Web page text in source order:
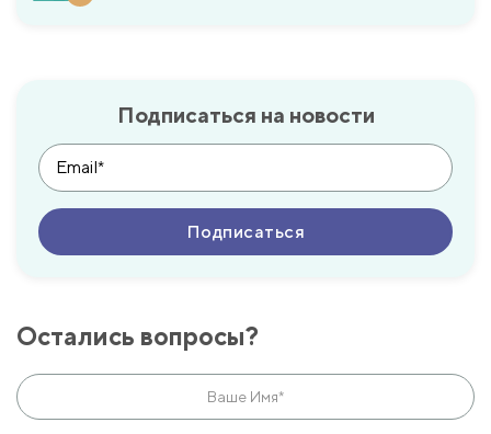
Подписаться на новости
Остались вопросы?